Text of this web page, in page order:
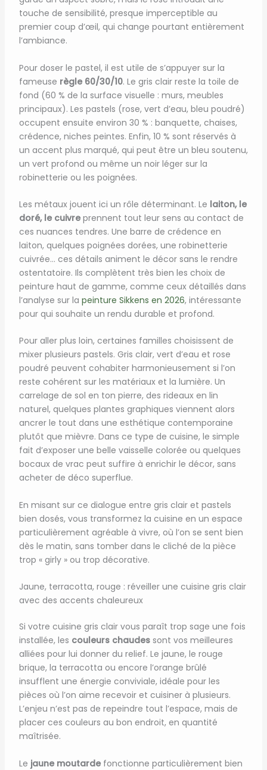
touche de sensibilité, presque imperceptible au
premier coup d’œil, qui change pourtant entièrement
l’ambiance.
Pour doser le pastel, il est utile de s’appuyer sur la
fameuse règle 60/30/10. Le gris clair reste la toile de
fond (60 % de la surface visuelle : murs, meubles
principaux). Les pastels (rose, vert d’eau, bleu poudré)
occupent ensuite environ 30 % : banquette, chaises,
crédence, niches peintes. Enfin, 10 % sont réservés à
un accent plus marqué, qui peut être un bleu soutenu,
un vert profond ou même un noir léger sur la
robinetterie ou les poignées.
Les métaux jouent ici un rôle déterminant. Le laiton, le
doré, le cuivreprennent tout leur sens au contact de
ces nuances tendres. Une barre de crédence en
laiton, quelques poignées dorées, une robinetterie
cuivrée… ces détails animent le décor sans le rendre
ostentatoire. Ils complètent très bien les choix de
peinture haut de gamme, comme ceux détaillés dans
l’analyse sur la peinture Sikkens en 2026, intéressante
pour qui souhaite un rendu durable et profond.
Pour aller plus loin, certaines familles choisissent de
mixer plusieurs pastels. Gris clair, vert d’eau et rose
poudré peuvent cohabiter harmonieusement si l’on
reste cohérent sur les matériaux et la lumière. Un
carrelage de sol en ton pierre, des rideaux en lin
naturel, quelques plantes graphiques viennent alors
ancrer le tout dans une esthétique contemporaine
plutôt que mièvre. Dans ce type de cuisine, le simple
fait d’exposer une belle vaisselle colorée ou quelques
bocaux de vrac peut suffire à enrichir le décor, sans
acheter de déco superflue.
En misant sur ce dialogue entre gris clair et pastels
bien dosés, vous transformez la cuisine en un espace
particulièrement agréable à vivre, où l’on se sent bien
dès le matin, sans tomber dans le cliché de la pièce
trop « girly » ou trop décorative.
Jaune, terracotta, rouge : réveiller une cuisine gris clair
avec des accents chaleureux
Si votre cuisine gris clair vous paraît trop sage une fois
installée, les couleurs chaudessont vos meilleures
alliées pour lui donner du relief. Le jaune, le rouge
brique, la terracotta ou encore l’orange brûlé
insufflent une énergie conviviale, idéale pour les
pièces où l’on aime recevoir et cuisiner à plusieurs.
L’enjeu n’est pas de repeindre tout l’espace, mais de
placer ces couleurs au bon endroit, en quantité
maîtrisée.
Le jaune moutardefonctionne particulièrement bien